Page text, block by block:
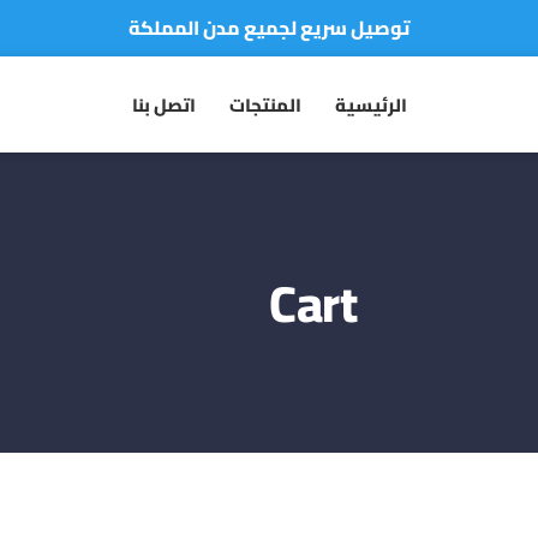
توصيل سريع لجميع مدن المملكة
الرئيسية المنتجات اتصل بنا
Cart